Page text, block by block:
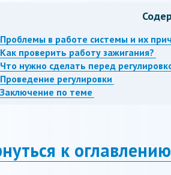
Проблемы в работе системы и их
Как проверить работу зажигания?
Что нужно сделать перед
Проведение регулировки
Заключение по теме
к оглавлению